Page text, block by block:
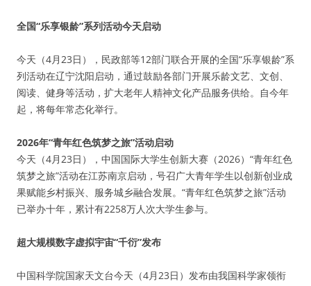
全国“乐享银龄”系列活动今天启动
今天（4月23日），民政部等12部门联合开展的全国“乐享银龄”系
列活动在辽宁沈阳启动，通过鼓励各部门开展乐龄文艺、文创、
阅读、健身等活动，扩大老年人精神文化产品服务供给。自今年
起，将每年常态化举行。
2026年“青年红色筑梦之旅”活动启动
今天（4月23日），中国国际大学生创新大赛（2026）“青年红色
筑梦之旅”活动在江苏南京启动，号召广大青年学生以创新创业成
果赋能乡村振兴、服务城乡融合发展。“青年红色筑梦之旅”活动
已举办十年，累计有2258万人次大学生参与。
超大规模数字虚拟宇宙“千衍”发布
中国科学院国家天文台今天（4月23日）发布由我国科学家领衔